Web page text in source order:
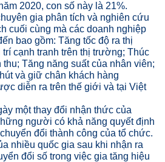
2020, con số này là 21%.
gia phân tích và nghiên cứu
cuối cùng mà các doanh nghiệp
bao gồm: Tăng tốc độ ra thị
cạnh tranh trên thị trường; Thúc
Tăng năng suất của nhân viên;
và giữ chân khách hàng
diễn ra trên thế giới và tại Việt
một thay đổi nhận thức của
người có khả năng quyết định
đổi thành công của tổ chức.
nhiều quốc gia sau khi nhận ra
đổi số trong việc gia tăng hiệu